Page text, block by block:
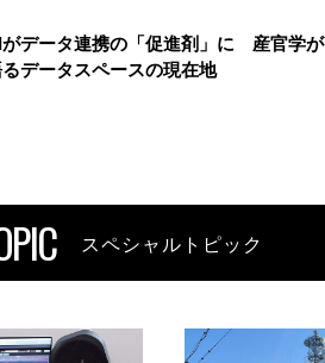
データ連携の「促進剤」に 産官学が
データスペースの現在地
スペシャルトピック